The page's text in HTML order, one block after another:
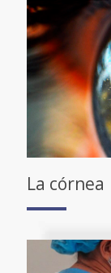
La córnea